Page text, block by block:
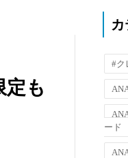
も
#ク
ード